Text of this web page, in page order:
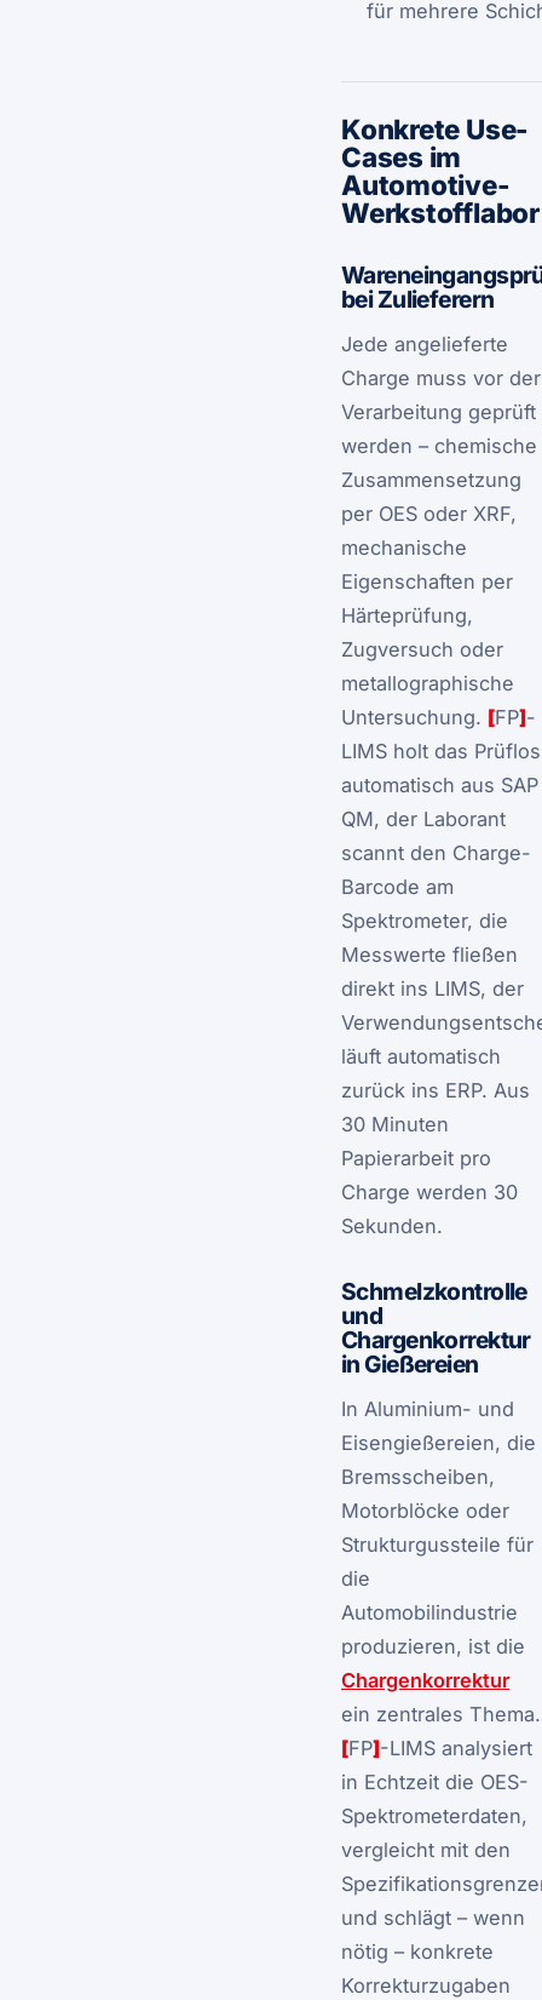
für mehrere
Konkrete Use-
Cases im
Automotive-
Werkstofflabor
bei Zulieferern
Jede angelieferte
Charge muss vor der
Verarbeitung geprüft
werden – chemische
Zusammensetzung
per OES oder XRF,
mechanische
Eigenschaften per
Härteprüfung,
Zugversuch oder
metallographische
Untersuchung. [FP]-
LIMS holt das Prüflos
automatisch aus SAP
QM, der Laborant
scannt den Charge-
Barcode am
Spektrometer, die
Messwerte fließen
direkt ins LIMS, der
läuft automatisch
zurück ins ERP. Aus
30 Minuten
Papierarbeit pro
Charge werden 30
Sekunden.
Schmelzkontrolle
und
Chargenkorrektur
in Gießereien
In Aluminium- und
Eisengießereien, die
Bremsscheiben,
Motorblöcke oder
Strukturgussteile für
die
Automobilindustrie
produzieren, ist die
Chargenkorrektur
ein zentrales Thema.
[FP]-LIMS analysiert
in Echtzeit die OES-
Spektrometerdaten,
vergleicht mit den
und schlägt – wenn
nötig – konkrete
Korrekturzugaben